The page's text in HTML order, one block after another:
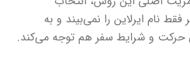
نام ایرلاین را نمی‌بیند و به
حرکت و شرایط سفر هم توجه می‌کند.